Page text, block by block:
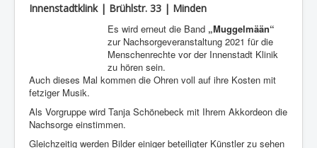
Innenstadtklink | Brühlstr. 33 | Minden
Es wird erneut die Band „Muggelmään“
zur Nachsorgeveranstaltung 2021 für die
Menschenrechte vor der Innenstadt Klinik
zu hören sein.
Auch dieses Mal kommen die Ohren voll auf ihre Kosten mit
fetziger Musik.
Als Vorgruppe wird Tanja Schönebeck mit Ihrem Akkordeon die
Nachsorge einstimmen.
Gleichzeitig werden Bilder einiger beteiligter Künstler zu sehen